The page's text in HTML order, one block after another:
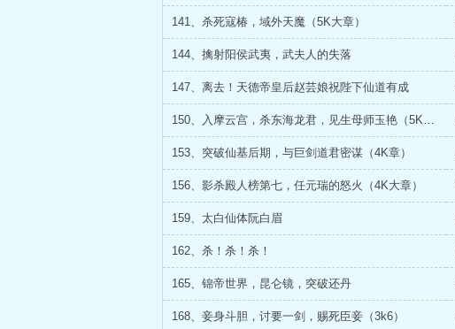
141、杀死寇椿，域外天魔（5K大章）
144、擒射阳侯武夷，武夫人的失落
147、离去！天德帝皇后赵芸娘祝陛下仙道有成
150、入摩云宫，杀东海龙君，见生母师玉艳（5K大章）
153、突破仙基后期，与巨剑道君密谋（4K章）
156、影杀殿人榜第七，任元瑞的怒火（4K大章）
159、太白仙体阮白眉
162、杀！杀！杀！
165、锦帝世界，昆仑镜，突破还丹
168、妾身斗胆，讨要一剑，赐死臣妾（3k6）